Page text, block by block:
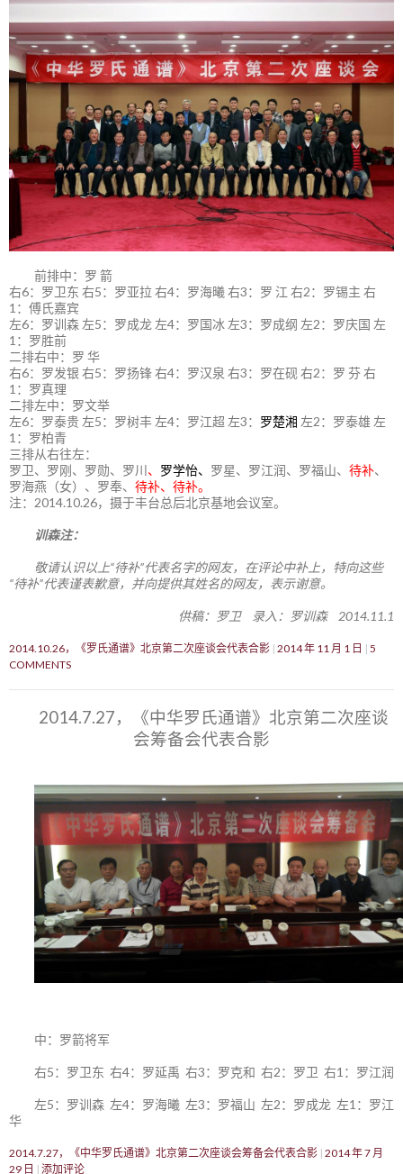
前排中：罗 箭
右6：罗卫东 右5：罗亚拉 右4：罗海曦 右3：罗 江 右2：罗锡主 右
1：傅氏嘉宾
左6：罗训森 左5：罗成龙 左4：罗国冰 左3：罗成纲 左2：罗庆国 左
1：罗胜前
二排右中：罗 华
右6：罗发银 右5：罗扬锋 右4：罗汉泉 右3：罗在砚 右2：罗 芬 右
1：罗真理
二排左中：罗文举
左6：罗泰贵 左5：罗树丰 左4：罗江超 左3： 罗楚湘 左2：罗泰雄 左
1：罗柏青
三排从右往左：
罗卫、罗刚、罗勋、罗川 、 罗学怡、 罗星、罗江润、罗福山、 待补、
罗海燕（女）、罗奉、 待补、待补。
注：2014.10.26，摄于丰台总后北京基地会议室。
训森注：
敬请认识以上“待补”代表名字的网友，在评论中补上，特向这些
“待补”代表谨表歉意，并向提供其姓名的网友，表示谢意。
供稿：罗卫 录入：罗训森 2014.11.1
2014.10.26，《罗氏通谱》北京第二次座谈会代表合影 2014 年 11 月 1 日
5
COMMENTS
2014.7.27，《中华罗氏通谱》北京第二次座谈
会筹备会代表合影
中：罗箭将军
右5：罗卫东 右4：罗延禹 右3：罗克和 右2：罗卫 右1：罗江润
左5：罗训森 左4：罗海曦 左3：罗福山 左2：罗成龙 左1：罗江
华
2014.7.27，《中华罗氏通谱》北京第二次座谈会筹备会代表合影 2014 年 7 月
29 日
添加评论